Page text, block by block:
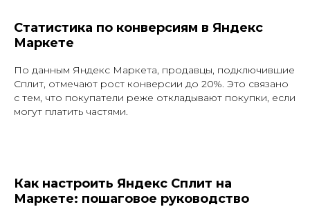
Статистика по конверсиям в Яндекс
Маркете
По данным Яндекс Маркета, продавцы, подключившие
Сплит, отмечают рост конверсии до 20%. Это связано
с тем, что покупатели реже откладывают покупки, если
могут платить частями.
Как настроить Яндекс Сплит на
Маркете: пошаговое руководство